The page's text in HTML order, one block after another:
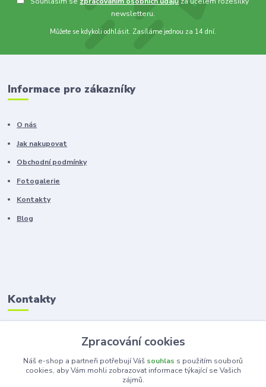
newsletteru.
Můžete se kdykoli odhlásit. Zasíláme jednou za 14 dní.
Informace pro zákazníky
O nás
Jak nakupovat
Obchodní podmínky
Fotogalerie
Kontakty
Blog
Kontakty
Zákaznická podpora
+420 603 100 966
(Po-Pá, 8-16 hod.)
Zpracování cookies
Náš e-shop a partneři potřebují Váš souhlas s použitím souborů
cookies, aby Vám mohli zobrazovat informace týkající se Vašich
zájmů.